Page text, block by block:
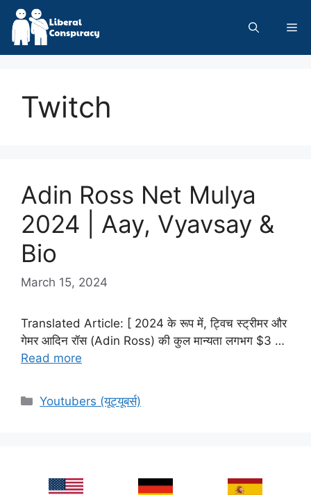
Skip
content
Twitch
Adin Ross Net Mulya
2024 | Aay, Vyavsay &
Bio
March 15, 2024
Translated Article: [ 2024 के रूप में, ट्विच स्ट्रीमर और
गेमर आदिन रॉस (Adin Ross) की कुल मान्यता लगभग $3 …
Read more
Categories
Youtubers (यूट्यूबर्स)